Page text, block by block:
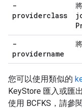
-
providerclass
-
providername
您可以使用類似的
KeyStore 匯入或匯
使用 BCFKS，請參